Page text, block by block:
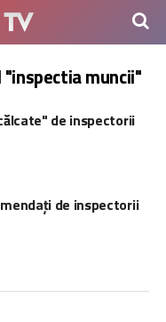
muncii"
de inspectorii
de inspectorii